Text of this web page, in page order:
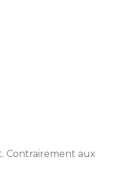
Contrairement aux